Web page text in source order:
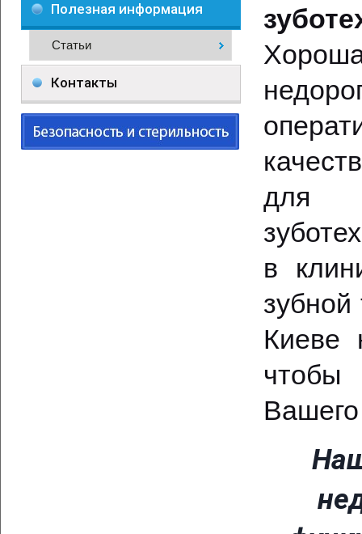
Полезная информация
Статьи
Контакты
для
в
зубной
Киеве
чтобы
Вашего